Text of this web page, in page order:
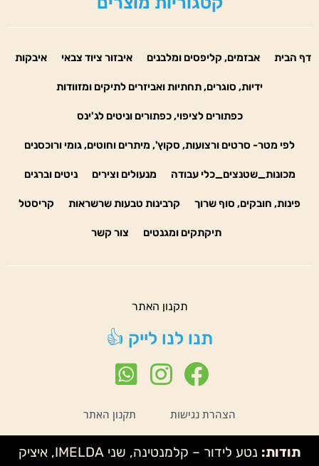
דף הבית אבזמים, קליפסים ומלבנים איבזור ציוד צבאי איבקות
ידיות, סוגרים, תחתיות ואביזרים לתיקים ומזוודות
כפתורים לציפוי, כפתורים וניטים לג'ינס
לפי מטר- סרטים ורצועות, סקוץ', מיתרים וחוטים, גומי ורוכסנים
מכונות_שטנצים_כלי עבודה מנעולים וצירים ניטים וברגים
פינות, חובקים, סוף שרוך קרבינות טבעות שרשראות קריסטל
תיקתקים ומגנטים צור קשר
תקנון האתר
תנו לנו לייק 👍
הצהרת נגישות תקנון האתר
תודות:
נטע לידור – קלמנטינה, שני IMELDA, איציק